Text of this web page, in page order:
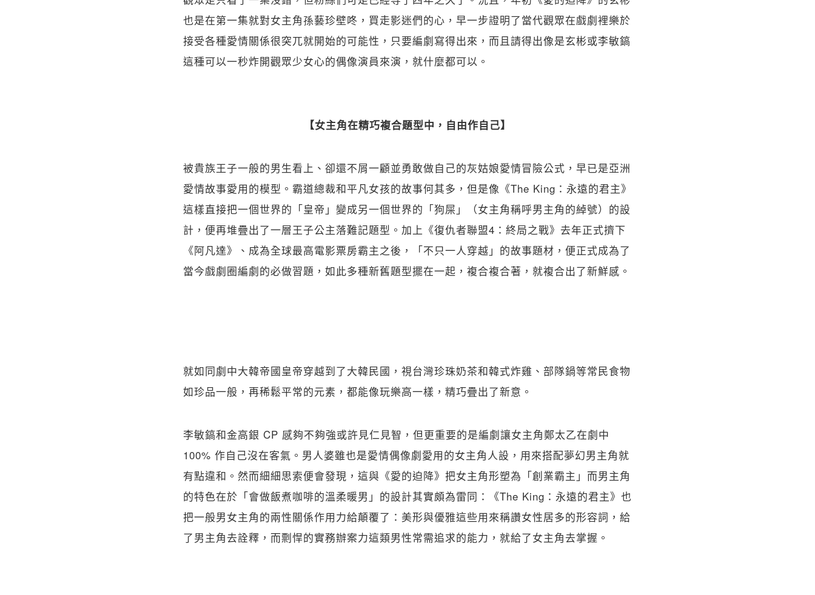
也是在第一集就對女主角孫藝珍壁咚，買走影迷們的心，早一步證明了當代觀眾在戲劇裡樂於
接受各種愛情關係很突兀就開始的可能性，只要編劇寫得出來，而且請得出像是玄彬或李敏鎬
這種可以一秒炸開觀眾少女心的偶像演員來演，就什麼都可以。
【女主角在精巧複合題型中，自由作自己】
被貴族王子一般的男生看上、卻還不屑一顧並勇敢做自己的灰姑娘愛情冒險公式，早已是亞洲
愛情故事愛用的模型。霸道總裁和平凡女孩的故事何其多，但是像《The King：永遠的君主》
這樣直接把一個世界的「皇帝」變成另一個世界的「狗屎」（女主角稱呼男主角的綽號）的設
計，便再堆疊出了一層王子公主落難記題型。加上《復仇者聯盟4：終局之戰》去年正式擠下
《阿凡達》、成為全球最高電影票房霸主之後，「不只一人穿越」的故事題材，便正式成為了
當今戲劇圈編劇的必做習題，如此多種新舊題型擺在一起，複合複合著，就複合出了新鮮感。
就如同劇中大韓帝國皇帝穿越到了大韓民國，視台灣珍珠奶茶和韓式炸雞、部隊鍋等常民食物
如珍品一般，再稀鬆平常的元素，都能像玩樂高一樣，精巧疊出了新意。
李敏鎬和金高銀 CP 感夠不夠強或許見仁見智，但更重要的是編劇讓女主角鄭太乙在劇中
100% 作自己沒在客氣。男人婆雖也是愛情偶像劇愛用的女主角人設，用來搭配夢幻男主角就
有點違和。然而細細思索便會發現，這與《愛的迫降》把女主角形塑為「創業霸主」而男主角
的特色在於「會做飯煮咖啡的溫柔暖男」的設計其實頗為雷同：《The King：永遠的君主》也
把一般男女主角的兩性關係作用力給顛覆了：美形與優雅這些用來稱讚女性居多的形容詞，給
了男主角去詮釋，而剽悍的實務辦案力這類男性常需追求的能力，就給了女主角去掌握。